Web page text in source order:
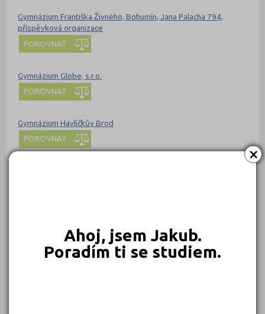
×
Ahoj, jsem Jakub.
Poradím ti se studiem.
Gymnázium Františka Živného, Bohumín, Jana Palacha 794,
příspěvková organizace
POROVNAT
Gymnázium Globe, s.r.o.
POROVNAT
Gymnázium Havlíčkův Brod
POROVNAT
POROVNAT